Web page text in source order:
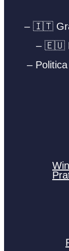
– 🇮🇹
– 🇪🇺
–